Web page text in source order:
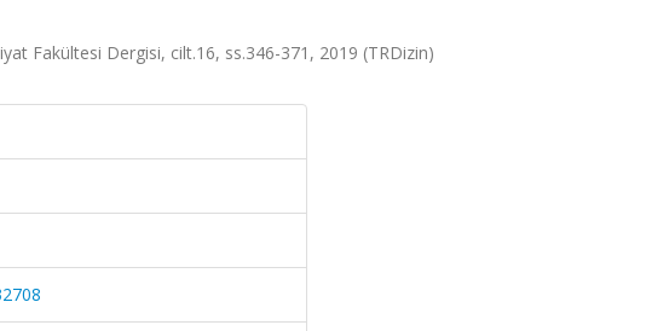
Fakültesi Dergisi, cilt.16, ss.346-371, 2019 (TRDizin)